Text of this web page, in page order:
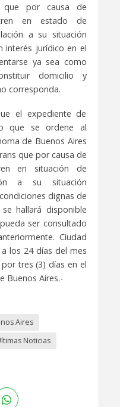
que por causa de
en estado de
a su situación
interés jurídico en el
ya sea como
domicilio y
corresponda.
el expediente de
que se ordene al
de Buenos Aires
que por causa de
en situación de
a su situación
dignas de
hallará disponible
ser consultado
Ciudad
los 24 días del mes
tres (3) días en el
Buenos Aires.-
Aires
Noticias